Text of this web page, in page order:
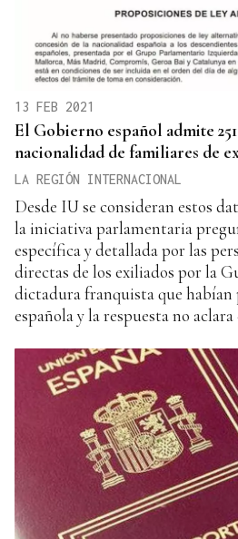
13 FEB 2021
El Gobierno español admite
nacionalidad de familiares de
LA REGIÓN INTERNACIONAL
Desde IU se consideran estos
la iniciativa parlamentaria
específica y detallada por las
directas de los exiliados por la
dictadura franquista que
española y la respuesta no